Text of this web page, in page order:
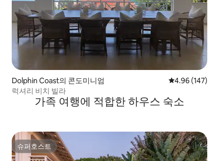
Dolphin Coast의 콘도미니엄 평점 4.96점(5
4.96 (147)
럭셔리 비치 빌라
가족 여행에 적합한 하우스 숙소
슈퍼호스트
슈퍼호스트